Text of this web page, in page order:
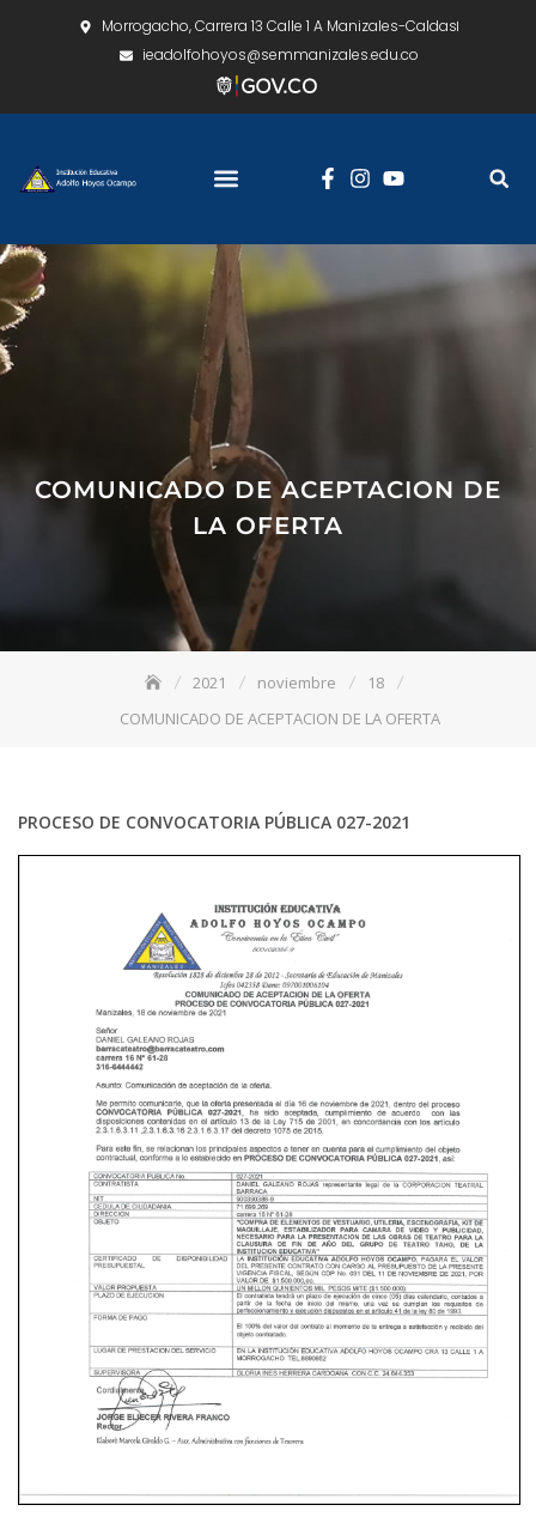
Morrogacho, Carrera 13 Calle 1 A Manizales-Caldas
ieadolfohoyos@semmanizales.edu.co
COMUNICADO DE ACEPTACION DE
LA OFERTA
2021 noviembre
18
COMUNICADO DE ACEPTACION DE LA OFERTA
PROCESO DE CONVOCATORIA PÚBLICA 027-2021